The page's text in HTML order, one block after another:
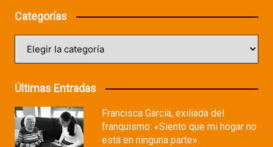
Categorías
Últimas Entradas
Francisca García, exiliada del
franquismo: «Siento que mi hogar no
está en ninguna parte»